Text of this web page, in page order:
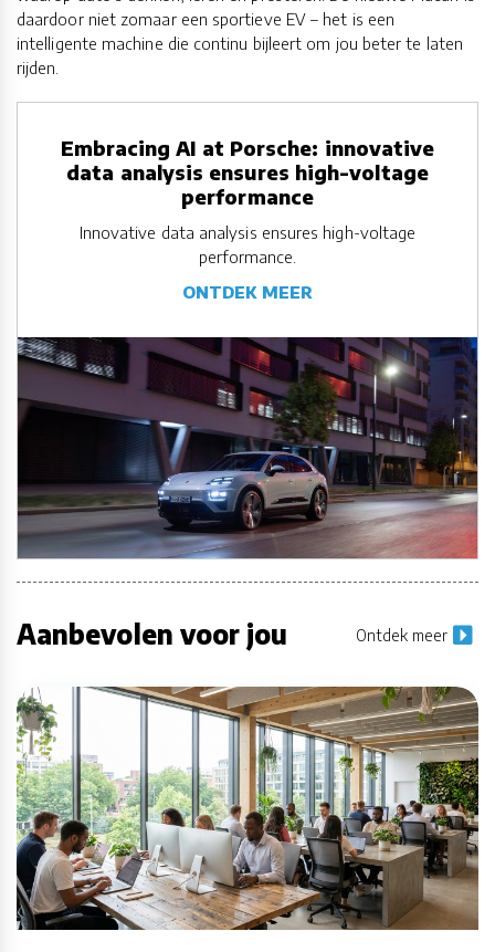
daardoor niet zomaar een sportieve EV – het is een
intelligente machine die continu bijleert om jou beter te laten
rijden.
Embracing AI at Porsche: innovative
data analysis ensures high-voltage
performance
Innovative data analysis ensures high-voltage
performance.
ONTDEK MEER
Aanbevolen voor jou Ontdek meer